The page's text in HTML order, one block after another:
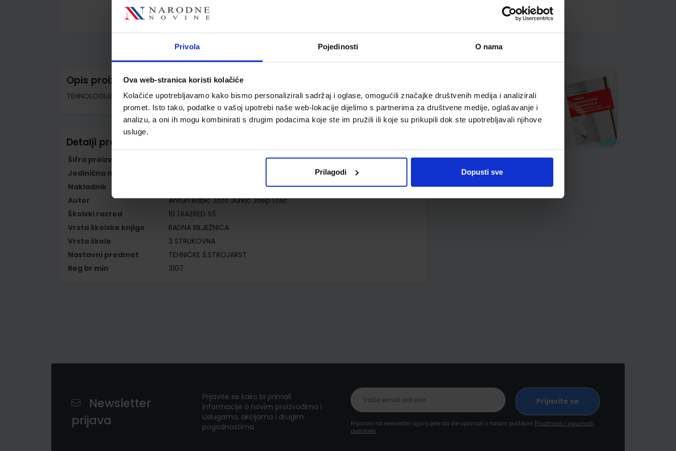
Privola Pojedinosti O nama
Ova web-stranica koristi kolačiće
Kolačiće upotrebljavamo kako bismo personalizirali sadržaj i oglase, omogućili značajke društvenih medija i analizirali
promet. Isto tako, podatke o vašoj upotrebi naše web-lokacije dijelimo s partnerima za društvene medije, oglašavanje i
analizu, a oni ih mogu kombinirati s drugim podacima koje ste im pružili ili koje su prikupili dok ste upotrebljavali njihove
usluge.
Prilagodi Dopusti sve
gallery
Opis proizvoda
TEHNOLOGIJA OBRADE I MONTAŽE; radna bilježnica za 1. razred trogodišnjih strukovnih škola
Detalji proizvoda
Šifra proizvoda
Jedinična mjera
Nakladnik
Autor
Antun Babić Jozo Jurkić Josip Lolić
Školski razred
10 1.RAZRED SŠ
Vrsta školske knjige
RADNA BILJEŽNICA
Vrsta škole
3 STRUKOVNA
Nastavni predmet
TEHNIČKE Š.STROJARST
Reg br min
3107
Newsletter
prijava
Prijavite se kako bi primali
informacije o novim proizvodima i
uslugama, akcijama i drugim
pogodnostima
Prijavom na newsletter izjavljujete da ste upoznati s našom politikom Privatnosti i sigurnosti
podataka